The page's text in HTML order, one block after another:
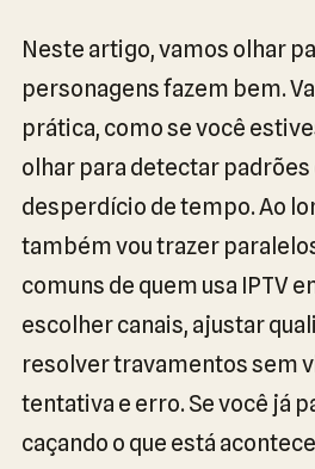
Neste artigo, vamos olhar
personagens fazem bem.
prática, como se você
olhar para detectar padrões
desperdício de tempo. Ao
também vou trazer
comuns de quem usa IPTV
escolher canais, ajustar
resolver travamentos sem
tentativa e erro. Se você já
caçando o que está